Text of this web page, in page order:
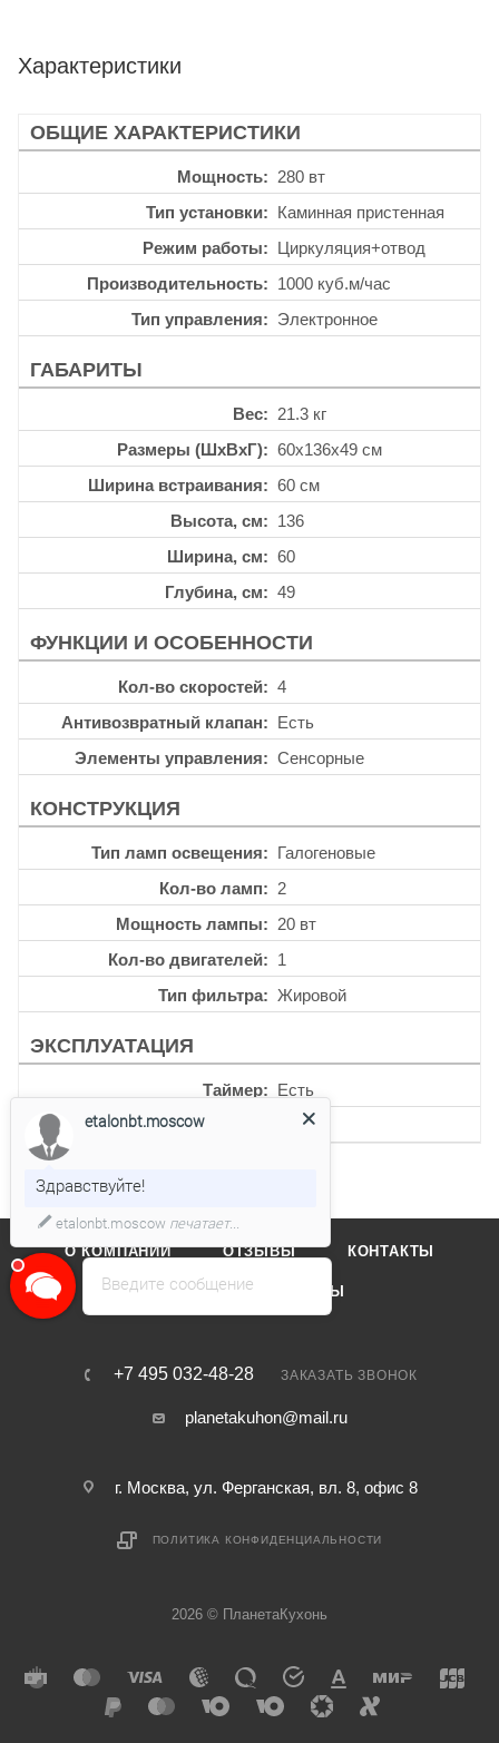
Характеристики
ОБЩИЕ ХАРАКТЕРИСТИКИ
Мощность
280 вт
Тип установки
Каминная пристенная
Режим работы
Циркуляция+отвод
Производительность
1000 куб.м/час
Тип управления
Электронное
ГАБАРИТЫ
Вес
21.3 кг
Размеры (ШхВхГ)
60x136x49 см
Ширина встраивания
60 см
Высота, см
136
Ширина, см
60
Глубина, см
49
ФУНКЦИИ И ОСОБЕННОСТИ
Кол-во скоростей
4
Антивозвратный клапан
Есть
Элементы управления
Сенсорные
КОНСТРУКЦИЯ
Тип ламп освещения
Галогеновые
Кол-во ламп
2
Мощность лампы
20 вт
Кол-во двигателей
1
Тип фильтра
Жировой
ЭКСПЛУАТАЦИЯ
Таймер
Есть
Уровень шума
54 дб
О КОМПАНИИ ОТЗЫВЫ КОНТАКТЫ
КАТАЛОГ БРЕНДЫ
+7 495 032-48-28 ЗАКАЗАТЬ ЗВОНОК
planetakuhon@mail.ru
г. Москва, ул. Ферганская, вл. 8, офис 8
ПОЛИТИКА КОНФИДЕНЦИАЛЬНОСТИ
2026 © ПланетаКухонь
Введите сообщение
etalonbt.moscow
Здравствуйте!
etalonbt.moscow печатает...